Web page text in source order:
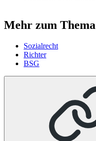
Mehr zum Thema
Sozialrecht
Richter
BSG